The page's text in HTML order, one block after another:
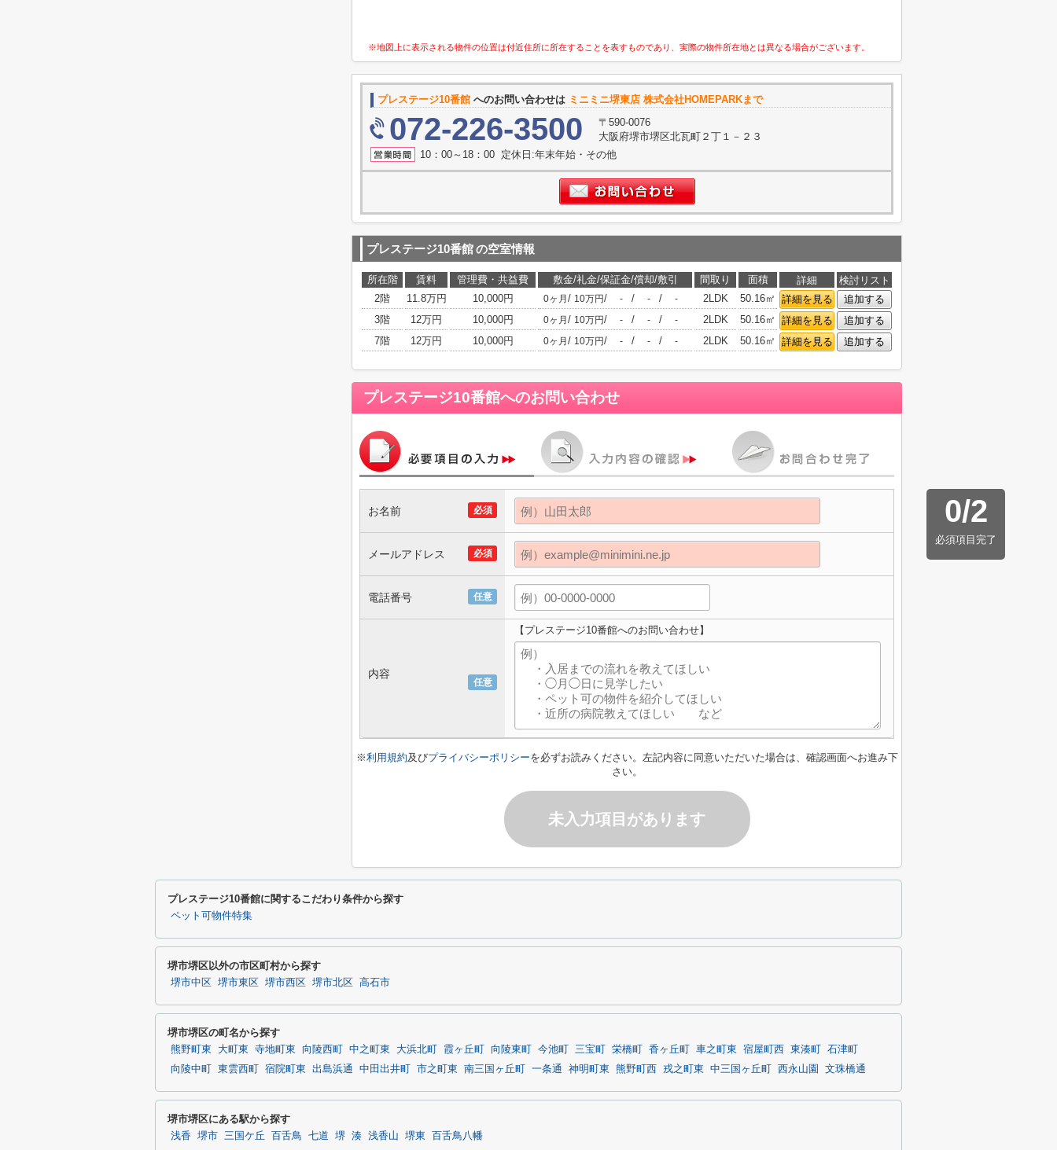
※地図上に表示される物件の位置は付近住所に所在することを表すものであり、実際の物件所在地とは異なる場合がございます。
プレステージ10番館 へのお問い合わせは ミニミニ堺東店 株式会社HOMEPARKまで
072-226-3500
〒590-0076
大阪府堺市堺区北瓦町２丁１－２３
10：00～18：00 定休日:年末年始・その他
プレステージ10番館の空室情報
所在階 賃料 管理費・共益費 敷金/礼金/保証金/償却/敷引 間取り 面積 詳細
検討リスト
2階
11.8万円 10,000円 0ヶ月 / 10万円/ - / - / - 2LDK 50.16㎡ 詳細を見る
追加する
3階
12万円 10,000円 0ヶ月 / 10万円/ - / - / - 2LDK 50.16㎡ 詳細を見る
追加する
7階
12万円 10,000円 0ヶ月 / 10万円/ - / - / - 2LDK 50.16㎡ 詳細を見る 追加する
プレステージ10番館へのお問い合わせ
0/2
必須項目完了
必須
お名前
必須
メールアドレス
任意
電話番号
任意
内容
【プレステージ10番館へのお問い合わせ】
※利用規約及びプライバシーポリシーを必ずお読みください。左記内容に同意いただいた場合は、確認画面へお進み下
さい。
未入力項目があります
プレステージ10番館に関するこだわり条件から探す
ペット可物件特集
堺市堺区以外の市区町村から探す
堺市中区 堺市東区 堺市西区 堺市北区 高石市
堺市堺区の町名から探す
熊野町東 大町東 寺地町東 向陵西町 中之町東 大浜北町 霞ヶ丘町 向陵東町 今池町 三宝町 栄橋町 香ヶ丘町 車之町東 宿屋町西 東湊町
石津町
向陵中町
東雲西町 宿院町東 出島浜通 中田出井町 市之町東 南三国ヶ丘町 一条通 神明町東 熊野町西 戎之町東 中三国ヶ丘町 西永山園 文珠橋通
堺市堺区にある駅から探す
浅香 堺市 三国ケ丘 百舌鳥 七道 堺 湊 浅香山 堺東 百舌鳥八幡